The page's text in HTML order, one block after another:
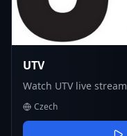
UTV
Watch UTV live stream
Czech